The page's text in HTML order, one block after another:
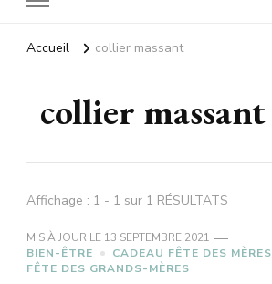
Accueil collier massant
collier massant
Affichage : 1 - 1 sur 1 RÉSULTATS
MIS À JOUR LE 13 SEPTEMBRE 2021
BIEN-ÊTRE
CADEAU FÊTE DES MÈRES
FÊTE DES GRANDS-MÈRES